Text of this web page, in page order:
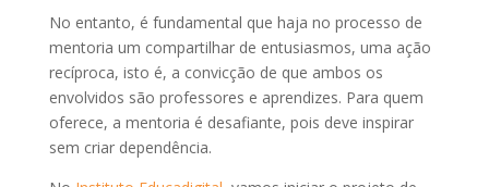
No entanto, é fundamental que haja no processo de
mentoria um compartilhar de entusiasmos, uma ação
recíproca, isto é, a convicção de que ambos os
envolvidos são professores e aprendizes. Para quem
oferece, a mentoria é desafiante, pois deve inspirar
sem criar dependência.